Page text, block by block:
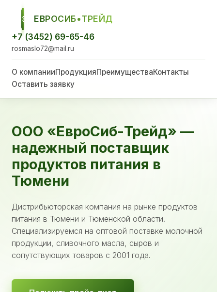
ЕСТ
ЕВРОСИБ•ТРЕЙД
+7 (3452) 69-65-46
rosmaslo72@mail.ru
О компанииПродукцияПреимуществаКонтакты
Оставить заявку
ООО «ЕвроСиб-Трейд» —
надежный поставщик
продуктов питания в
Тюмени
Дистрибьюторская компания на рынке продуктов
питания в Тюмени и Тюменской области.
Специализируемся на оптовой поставке молочной
продукции, сливочного масла, сыров и
сопутствующих товаров с 2001 года.